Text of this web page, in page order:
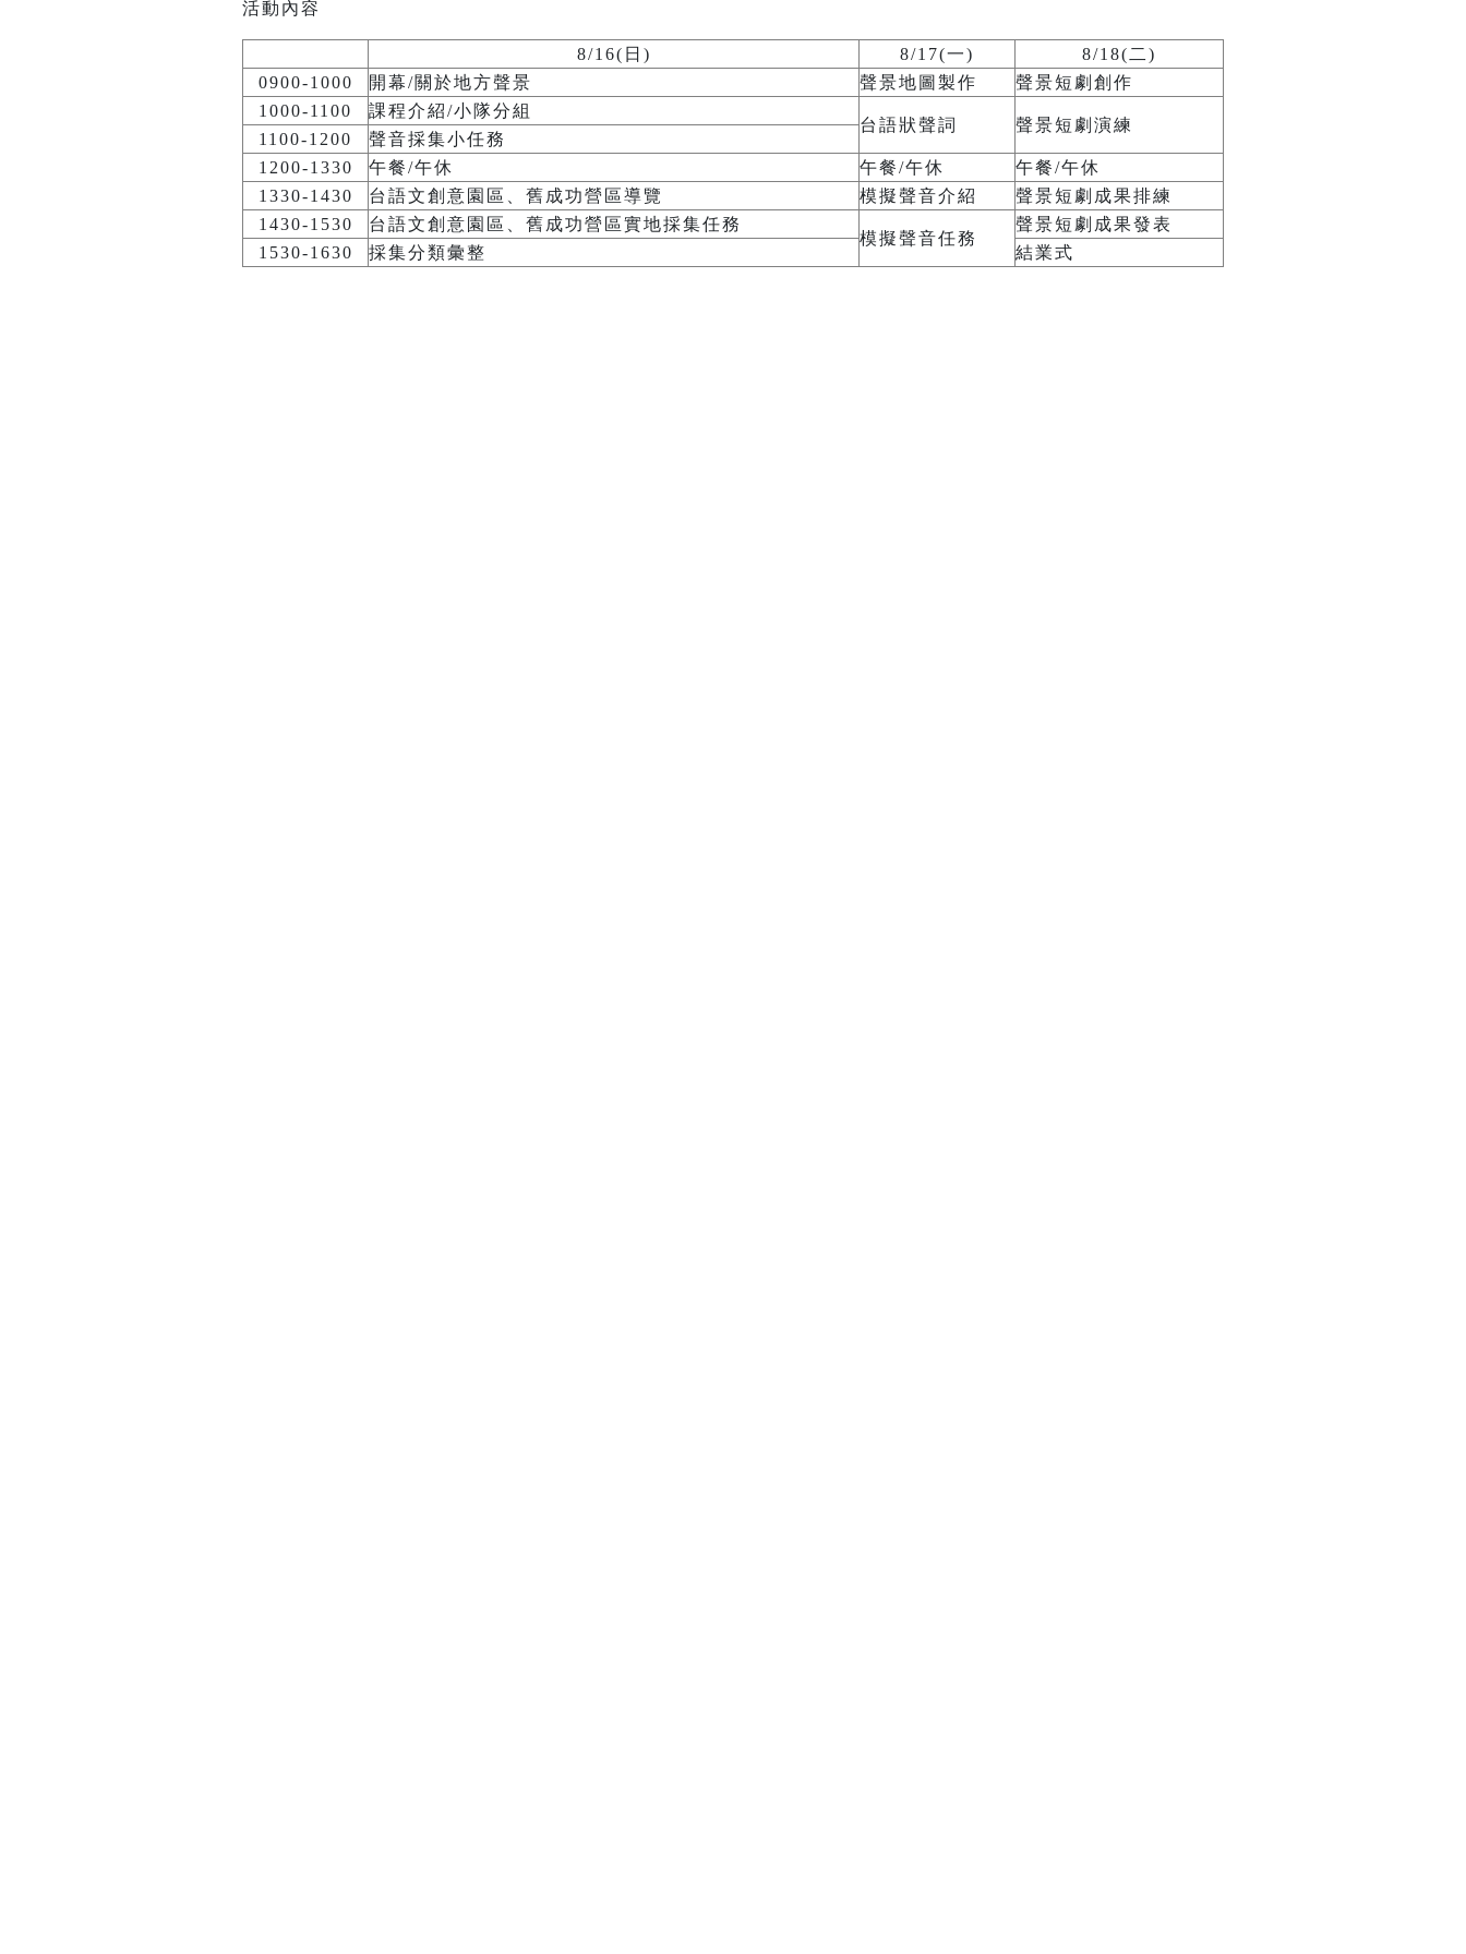
活動內容
8/16(日) 8/17(一)
8/18(二)
0900-1000
開幕/關於地方聲景 聲景地圖製作
聲景短劇創作
1000-1100
課程介紹/小隊分組
台語狀聲詞 聲景短劇演練
1100-1200
聲音採集小任務
1200-1330
午餐/午休 午餐/午休
午餐/午休
1330-1430
台語文創意園區、舊成功營區導覽 模擬聲音介紹
聲景短劇成果排練
1430-1530
台語文創意園區、舊成功營區實地採集任務
模擬聲音任務
聲景短劇成果發表
1530-1630
採集分類彙整 結業式